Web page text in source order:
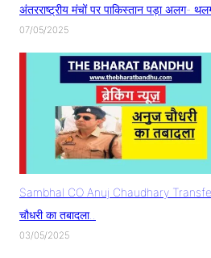
अंतरराष्ट्रीय मंचों पर पाकिस्तान पड़ा अलग-
07/05/2025
Sambhal CO Anuj Chaudhary
चौधरी का तबादला..
03/05/2025